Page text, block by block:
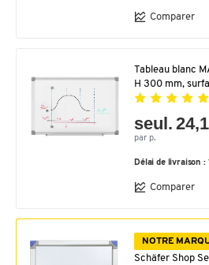
Comparer
Tableau blanc
H 300 mm,
seul.
par p.
Délai de livraison :
Comparer
NOTRE
Schäfer Shop